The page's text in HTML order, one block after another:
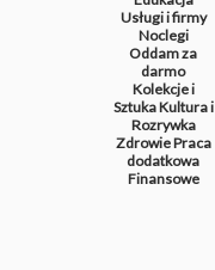
Usługi i firmy
Noclegi
Oddam za
darmo
Kolekcje i
SztukaKultura i
Rozrywka
ZdrowiePraca
dodatkowa
Finansowe